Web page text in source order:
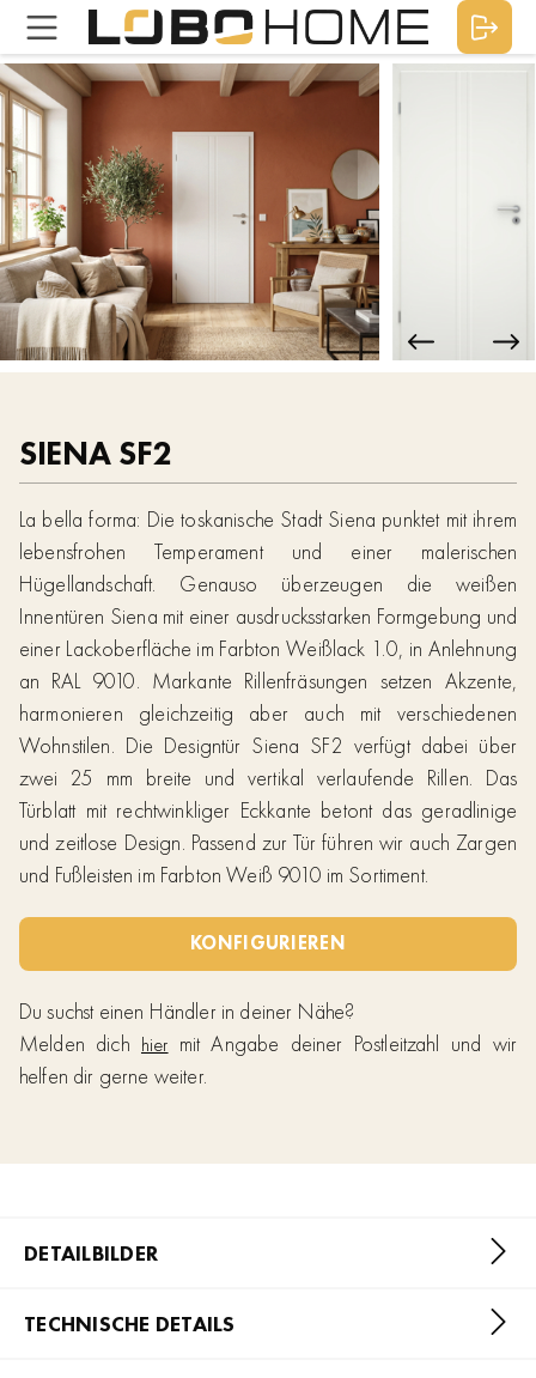
SIENA SF2
La bella forma: Die toskanische Stadt Siena punktet mit ihrem
lebensfrohen Temperament und einer malerischen
Hügellandschaft. Genauso überzeugen die weißen
Innentüren Siena mit einer ausdrucksstarken Formgebung und
einer Lackoberfläche im Farbton Weißlack 1.0, in Anlehnung
an RAL 9010. Markante Rillenfräsungen setzen Akzente,
harmonieren gleichzeitig aber auch mit verschiedenen
Wohnstilen. Die Designtür Siena SF2 verfügt dabei über
zwei 25 mm breite und vertikal verlaufende Rillen. Das
Türblatt mit rechtwinkliger Eckkante betont das geradlinige
und zeitlose Design. Passend zur Tür führen wir auch Zargen
und Fußleisten im Farbton Weiß 9010 im Sortiment.
KONFIGURIEREN
Du suchst einen Händler in deiner Nähe?
Melden dich hier mit Angabe deiner Postleitzahl und wir
helfen dir gerne weiter.
DETAILBILDER
TECHNISCHE DETAILS